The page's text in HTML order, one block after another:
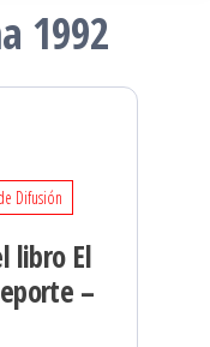
1992
Difusión
libro El
–